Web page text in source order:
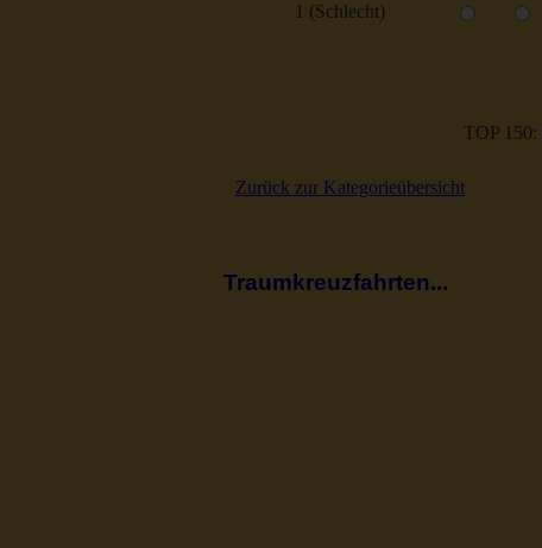
1 (Schlecht)
TOP 150:
Zurück zur Kategorieübersicht
Traumkreuzfahrten...